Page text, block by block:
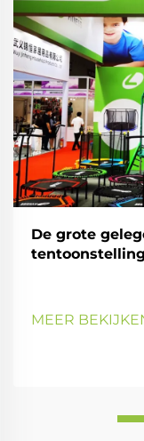
De grote
tentoonstelling
MEER